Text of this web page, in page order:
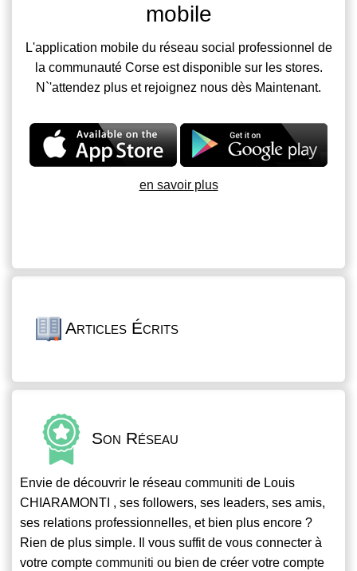
mobile
L'application mobile du réseau social professionnel de
la communauté Corse est disponible sur les stores.
N`'attendez plus et rejoignez nous dès Maintenant.
en savoir plus
Articles Écrits
Son Réseau
Envie de découvrir le réseau communiti de Louis
CHIARAMONTI , ses followers, ses leaders, ses amis,
ses relations professionnelles, et bien plus encore ?
Rien de plus simple. Il vous suffit de vous connecter à
votre compte communiti ou bien de créer votre compte